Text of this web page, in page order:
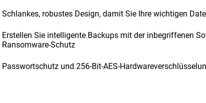
Schlankes, robustes Design, damit Sie Ihre wichtigen
Erstellen Sie intelligente Backups mit der inbegriffenen
Ransomware-Schutz
Passwortschutz und 256-Bit-AES-